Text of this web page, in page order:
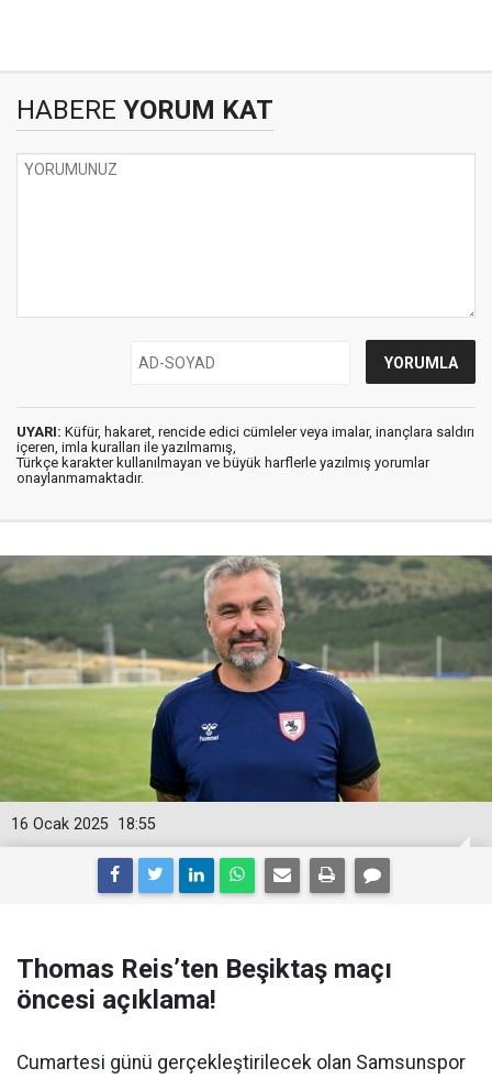
HABERE YORUM KAT
UYARI: Küfür, hakaret, rencide edici cümleler veya imalar, inançlara saldırı
içeren, imla kuralları ile yazılmamış,
Türkçe karakter kullanılmayan ve büyük harflerle yazılmış yorumlar
onaylanmamaktadır.
18:55
16 Ocak 2025
Thomas Reis’ten Beşiktaş maçı
öncesi açıklama!
Cumartesi günü gerçekleştirilecek olan Samsunspor